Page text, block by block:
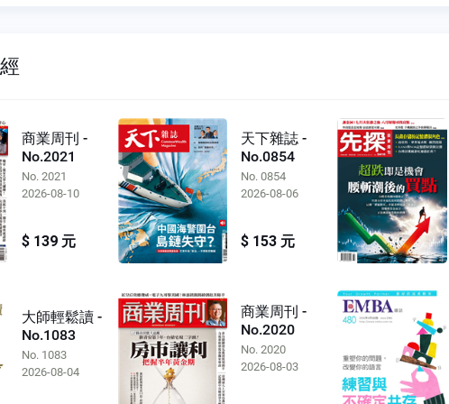
商業周刊 -
No.2021
No. 2021
2026-08-10
$ 139 元
天下雜誌 -
No.0854
No. 0854
2026-08-06
$ 153 元
大師輕鬆讀 -
No.1083
No. 1083
2026-08-04
商業周刊 -
No.2020
No. 2020
2026-08-03